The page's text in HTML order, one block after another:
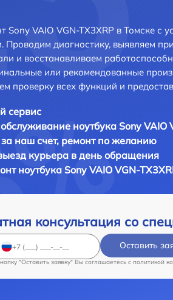
Sony VAIO VGN-TX3XRP в Томске с
Проводим диагностику, выявляем
и восстанавливаем
или рекомендованные
проверку всех функций и
сервис
ноутбука Sony VAIO
наш счет, ремонт по желанию
курьера в день обращения
ноутбука Sony VAIO VGN-
консультация со
Оставить
"Оставить заявку" Вы соглашаетесь c политикой